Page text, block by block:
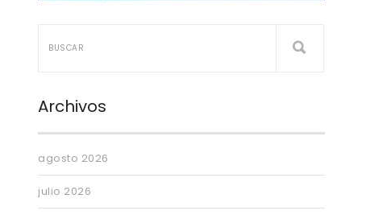
Archivos
agosto 2026
julio 2026